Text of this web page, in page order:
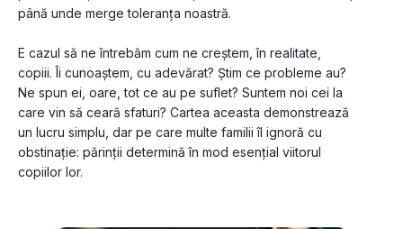
până unde merge toleranţa noastră.
E cazul să ne întrebăm cum ne creştem, în realitate,
copiii. Îi cunoaştem, cu adevărat? Ştim ce probleme au?
Ne spun ei, oare, tot ce au pe suflet? Suntem noi cei la
care vin să ceară sfaturi? Cartea aceasta demonstrează
un lucru simplu, dar pe care multe familii îl ignoră cu
obstinaţie: părinţii determină în mod esenţial viitorul
copiilor lor.